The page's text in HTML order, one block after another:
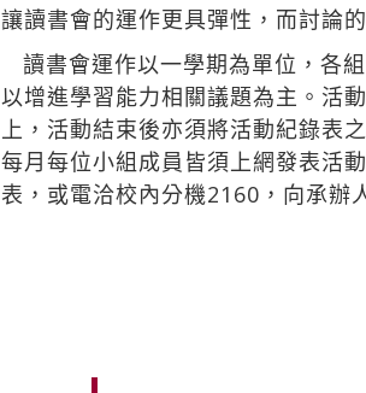
讓讀書會的運作更具彈性，而討論
讀書會運作以一學期為單位，各
以增進學習能力相關議題為主。活
上，活動結束後亦須將活動紀錄表
每月每位小組成員皆須上網發表活
表，或電洽校內分機2160，向承辦